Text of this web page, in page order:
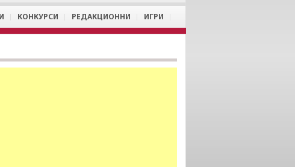
КОНКУРСИ РЕДАКЦИОННИ ИГРИ